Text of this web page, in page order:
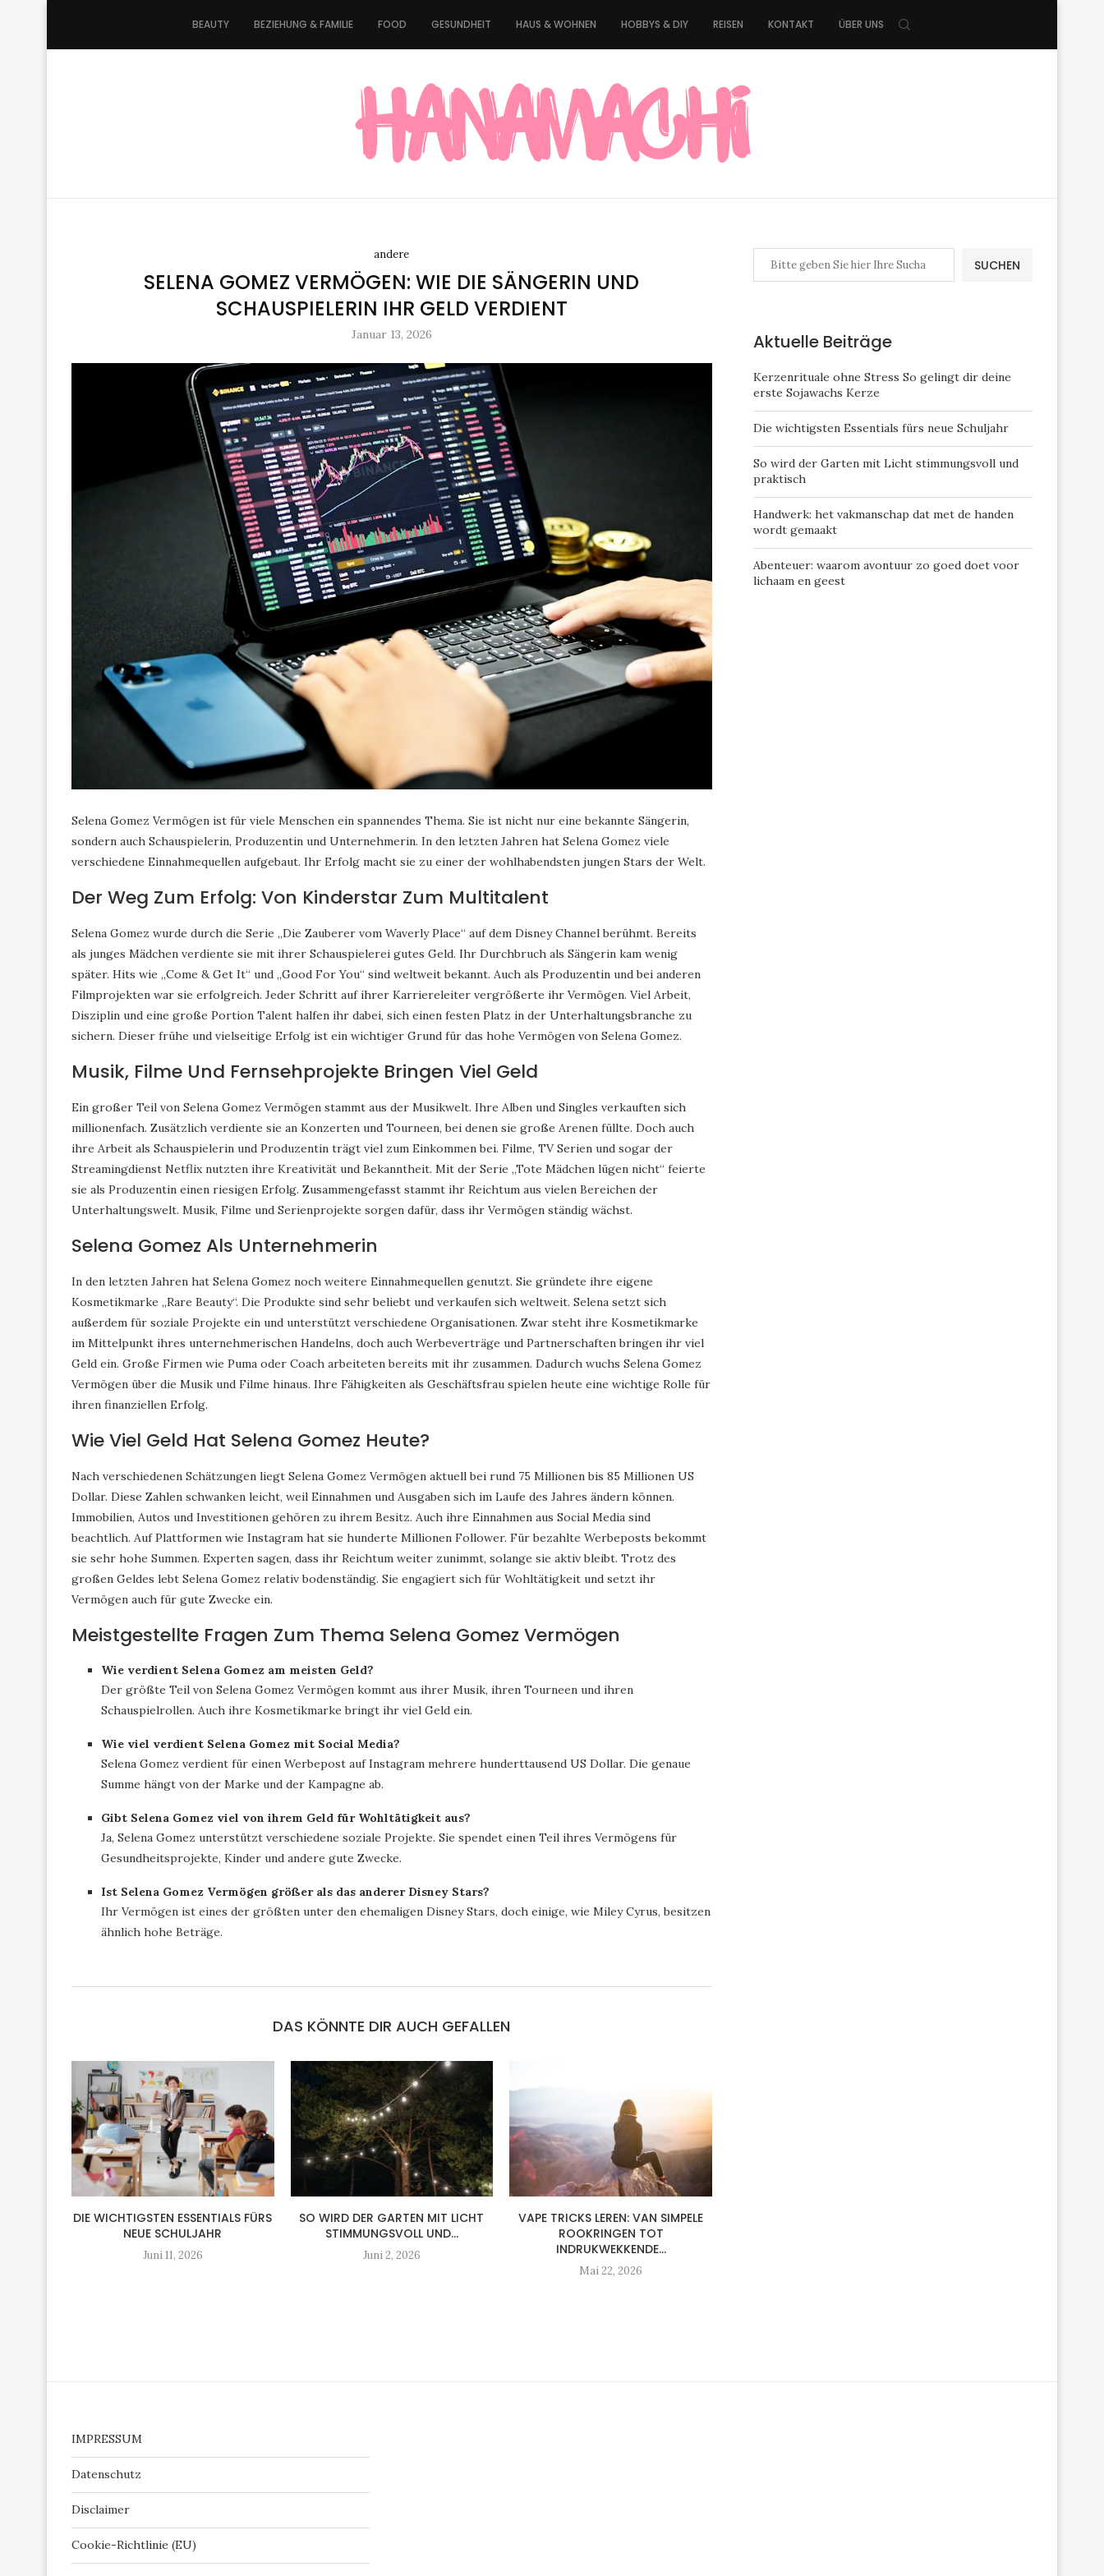
BEAUTY BEZIEHUNG & FAMILIE FOOD GESUNDHEIT HAUS & WOHNEN HOBBYS & DIY REISEN KONTAKT ÜBER UNS
andere
SELENA GOMEZ VERMÖGEN: WIE DIE SÄNGERIN UND
SCHAUSPIELERIN IHR GELD VERDIENT
Januar 13, 2026
Selena Gomez Vermögen ist für viele Menschen ein spannendes Thema. Sie ist nicht nur eine bekannte Sängerin,
sondern auch Schauspielerin, Produzentin und Unternehmerin. In den letzten Jahren hat Selena Gomez viele
verschiedene Einnahmequellen aufgebaut. Ihr Erfolg macht sie zu einer der wohlhabendsten jungen Stars der Welt.
Der Weg Zum Erfolg: Von Kinderstar Zum Multitalent
Selena Gomez wurde durch die Serie „Die Zauberer vom Waverly Place“ auf dem Disney Channel berühmt. Bereits
als junges Mädchen verdiente sie mit ihrer Schauspielerei gutes Geld. Ihr Durchbruch als Sängerin kam wenig
später. Hits wie „Come & Get It“ und „Good For You“ sind weltweit bekannt. Auch als Produzentin und bei anderen
Filmprojekten war sie erfolgreich. Jeder Schritt auf ihrer Karriereleiter vergrößerte ihr Vermögen. Viel Arbeit,
Disziplin und eine große Portion Talent halfen ihr dabei, sich einen festen Platz in der Unterhaltungsbranche zu
sichern. Dieser frühe und vielseitige Erfolg ist ein wichtiger Grund für das hohe Vermögen von Selena Gomez.
Musik, Filme Und Fernsehprojekte Bringen Viel Geld
Ein großer Teil von Selena Gomez Vermögen stammt aus der Musikwelt. Ihre Alben und Singles verkauften sich
millionenfach. Zusätzlich verdiente sie an Konzerten und Tourneen, bei denen sie große Arenen füllte. Doch auch
ihre Arbeit als Schauspielerin und Produzentin trägt viel zum Einkommen bei. Filme, TV Serien und sogar der
Streamingdienst Netflix nutzten ihre Kreativität und Bekanntheit. Mit der Serie „Tote Mädchen lügen nicht“ feierte
sie als Produzentin einen riesigen Erfolg. Zusammengefasst stammt ihr Reichtum aus vielen Bereichen der
Unterhaltungswelt. Musik, Filme und Serienprojekte sorgen dafür, dass ihr Vermögen ständig wächst.
Selena Gomez Als Unternehmerin
In den letzten Jahren hat Selena Gomez noch weitere Einnahmequellen genutzt. Sie gründete ihre eigene
Kosmetikmarke „Rare Beauty“. Die Produkte sind sehr beliebt und verkaufen sich weltweit. Selena setzt sich
außerdem für soziale Projekte ein und unterstützt verschiedene Organisationen. Zwar steht ihre Kosmetikmarke
im Mittelpunkt ihres unternehmerischen Handelns, doch auch Werbeverträge und Partnerschaften bringen ihr viel
Geld ein. Große Firmen wie Puma oder Coach arbeiteten bereits mit ihr zusammen. Dadurch wuchs Selena Gomez
Vermögen über die Musik und Filme hinaus. Ihre Fähigkeiten als Geschäftsfrau spielen heute eine wichtige Rolle für
ihren finanziellen Erfolg.
Wie Viel Geld Hat Selena Gomez Heute?
Nach verschiedenen Schätzungen liegt Selena Gomez Vermögen aktuell bei rund 75 Millionen bis 85 Millionen US
Dollar. Diese Zahlen schwanken leicht, weil Einnahmen und Ausgaben sich im Laufe des Jahres ändern können.
Immobilien, Autos und Investitionen gehören zu ihrem Besitz. Auch ihre Einnahmen aus Social Media sind
beachtlich. Auf Plattformen wie Instagram hat sie hunderte Millionen Follower. Für bezahlte Werbeposts bekommt
sie sehr hohe Summen. Experten sagen, dass ihr Reichtum weiter zunimmt, solange sie aktiv bleibt. Trotz des
großen Geldes lebt Selena Gomez relativ bodenständig. Sie engagiert sich für Wohltätigkeit und setzt ihr
Vermögen auch für gute Zwecke ein.
Meistgestellte Fragen Zum Thema Selena Gomez Vermögen
Wie verdient Selena Gomez am meisten Geld?
Der größte Teil von Selena Gomez Vermögen kommt aus ihrer Musik, ihren Tourneen und ihren
Schauspielrollen. Auch ihre Kosmetikmarke bringt ihr viel Geld ein.
Wie viel verdient Selena Gomez mit Social Media?
Selena Gomez verdient für einen Werbepost auf Instagram mehrere hunderttausend US Dollar. Die genaue
Summe hängt von der Marke und der Kampagne ab.
Gibt Selena Gomez viel von ihrem Geld für Wohltätigkeit aus?
Ja, Selena Gomez unterstützt verschiedene soziale Projekte. Sie spendet einen Teil ihres Vermögens für
Gesundheitsprojekte, Kinder und andere gute Zwecke.
Ist Selena Gomez Vermögen größer als das anderer Disney Stars?
Ihr Vermögen ist eines der größten unter den ehemaligen Disney Stars, doch einige, wie Miley Cyrus, besitzen
ähnlich hohe Beträge.
DAS KÖNNTE DIR AUCH GEFALLEN
DIE WICHTIGSTEN ESSENTIALS FÜRS
NEUE SCHULJAHR
Juni 11, 2026
SO WIRD DER GARTEN MIT LICHT
STIMMUNGSVOLL UND...
Juni 2, 2026
VAPE TRICKS LEREN: VAN SIMPELE
ROOKRINGEN TOT
INDRUKWEKKENDE...
Mai 22, 2026
SUCHEN
Aktuelle Beiträge
Kerzenrituale ohne Stress So gelingt dir deine
erste Sojawachs Kerze
Die wichtigsten Essentials fürs neue Schuljahr
So wird der Garten mit Licht stimmungsvoll und
praktisch
Handwerk: het vakmanschap dat met de handen
wordt gemaakt
Abenteuer: waarom avontuur zo goed doet voor
lichaam en geest
IMPRESSUM
Datenschutz
Disclaimer
Cookie-Richtlinie (EU)